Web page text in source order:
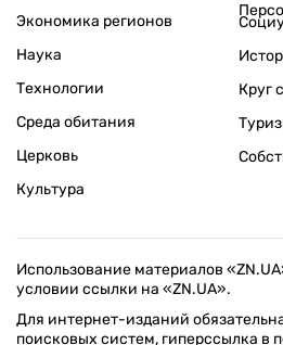
Экономика регионов
Наука
Технологии
Среда обитания
Церковь
Культура
Круг
Использование материалов
условии ссылки на «ZN.UA».
Для интернет-изданий
поисковых систем, гиперссылка в